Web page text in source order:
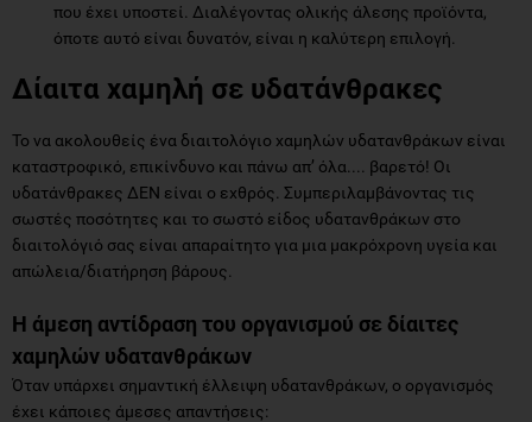
που έχει υποστεί. Διαλέγοντας ολικής άλεσης προϊόντα,
όποτε αυτό είναι δυνατόν, είναι η καλύτερη επιλογή.
Δίαιτα χαμηλή σε υδατάνθρακες
Το να ακολουθείς ένα διαιτολόγιο χαμηλών υδατανθράκων είναι
καταστροφικό, επικίνδυνο και πάνω απ’ όλα.... βαρετό! Οι
υδατάνθρακες ΔΕΝ είναι ο εχθρός. Συμπεριλαμβάνοντας τις
σωστές ποσότητες και το σωστό είδος υδατανθράκων στο
διαιτολόγιό σας είναι απαραίτητο για μια μακρόχρονη υγεία και
απώλεια/διατήρηση βάρους.
Η άμεση αντίδραση του οργανισμού σε δίαιτες
χαμηλών υδατανθράκων
Όταν υπάρχει σημαντική έλλειψη υδατανθράκων, ο οργανισμός
έχει κάποιες άμεσες απαντήσεις: